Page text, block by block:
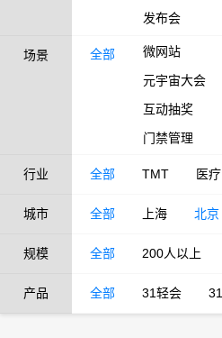
发布会
场景 全部 微网站
元宇宙大会
互动抽奖
门禁管理
行业 全部 TMT 医
城市 全部 上海 北京
规模 全部 200人以上
产品 全部 31轻会